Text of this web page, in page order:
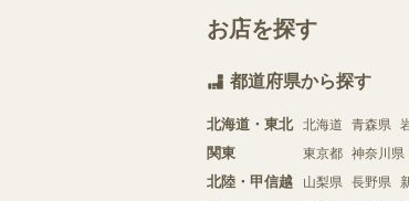
お店を探す
都道府県から探す
北海道・東北 北海道 青森県
関東 東京都 神奈川県
北陸・甲信越 山梨県 長野県